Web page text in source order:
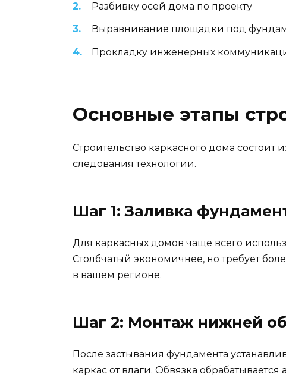
Разбивку осей дома по проекту
Выравнивание площадки под
Прокладку инженерных
Основные этапы
Строительство каркасного дома
следования технологии.
Шаг 1: Заливка
Для каркасных домов чаще всего
Столбчатый экономичнее, но требует
в вашем регионе.
Шаг 2: Монтаж нижней
После застывания фундамента
каркас от влаги. Обвязка